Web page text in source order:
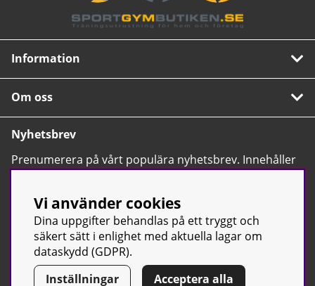
Information
Om oss
Nyhetsbrev
Prenumerera på vårt populära nyhetsbrev. Innehåller
tips, nyheter och våra allra bästa erbjudanden.
© Sport & Gym Butiken JTC AB | Kontakta oss| All rights reserved
Vi använder cookies
Dina uppgifter behandlas på ett tryggt och
säkert sätt i enlighet med aktuella lagar om
dataskydd (GDPR).
Inställningar
Acceptera alla